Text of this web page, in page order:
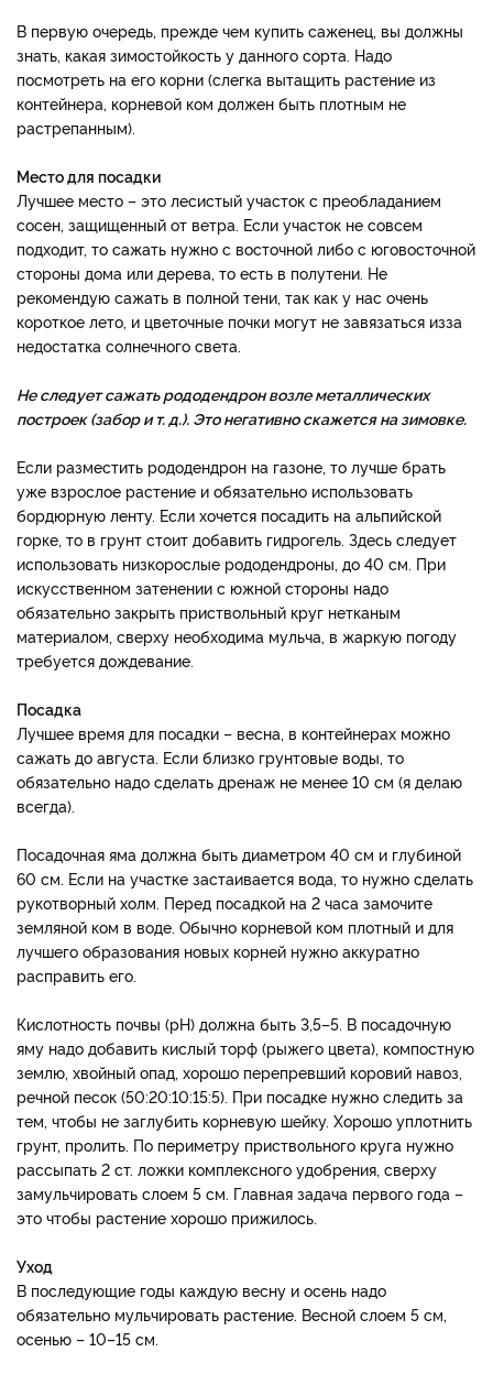
В первую очередь, прежде чем купить саженец, вы должны
знать, какая зимостойкость у данного сорта. Надо
посмотреть на его корни (слегка вытащить растение из
контейнера, корневой ком должен быть плотным не
растрепанным).
Место для посадки
Лучшее место – это лесистый участок с преобладанием
сосен, защищенный от ветра. Если участок не совсем
подходит, то сажать нужно с восточной либо с юго­восточной
стороны дома или дерева, то есть в полутени. Не
рекомендую сажать в полной тени, так как у нас очень
короткое лето, и цветочные почки могут не завязаться из­за
недостатка солнечного света.
Не следует сажать рододендрон возле металлических
построек (забор и т. д.). Это негативно скажется на зимовке.
Если разместить рододендрон на газоне, то лучше брать
уже взрослое растение и обязательно использовать
бордюрную ленту. Если хочется посадить на альпийской
горке, то в грунт стоит добавить гидрогель. Здесь следует
использовать низкорослые рододендроны, до 40 см. При
искусственном затенении с южной стороны надо
обязательно закрыть приствольный круг нетканым
материалом, сверху необходима мульча, в жаркую погоду
требуется дождевание.
Посадка
Лучшее время для посадки – весна, в контейнерах можно
сажать до августа. Если близко грунтовые воды, то
обязательно надо сделать дренаж не менее 10 см (я делаю
всегда).
Посадочная яма должна быть диаметром 40 см и глубиной
60 см. Если на участке застаивается вода, то нужно сделать
рукотворный холм. Перед посадкой на 2 часа замочите
земляной ком в воде. Обычно корневой ком плотный и для
лучшего образования новых корней нужно аккуратно
расправить его.
Кислотность почвы (pH) должна быть 3,5–5. В посадочную
яму надо добавить кислый торф (рыжего цвета), компостную
землю, хвойный опад, хорошо перепревший коровий навоз,
речной песок (50:20:10:15:5). При посадке нужно следить за
тем, чтобы не заглубить корневую шейку. Хорошо уплотнить
грунт, пролить. По периметру приствольного круга нужно
рассыпать 2 ст. ложки комплексного удобрения, сверху
замульчировать слоем 5 см. Главная задача первого года –
это чтобы растение хорошо прижилось.
Уход
В последующие годы каждую весну и осень надо
обязательно мульчировать растение. Весной слоем 5 см,
осенью – 10–15 см.